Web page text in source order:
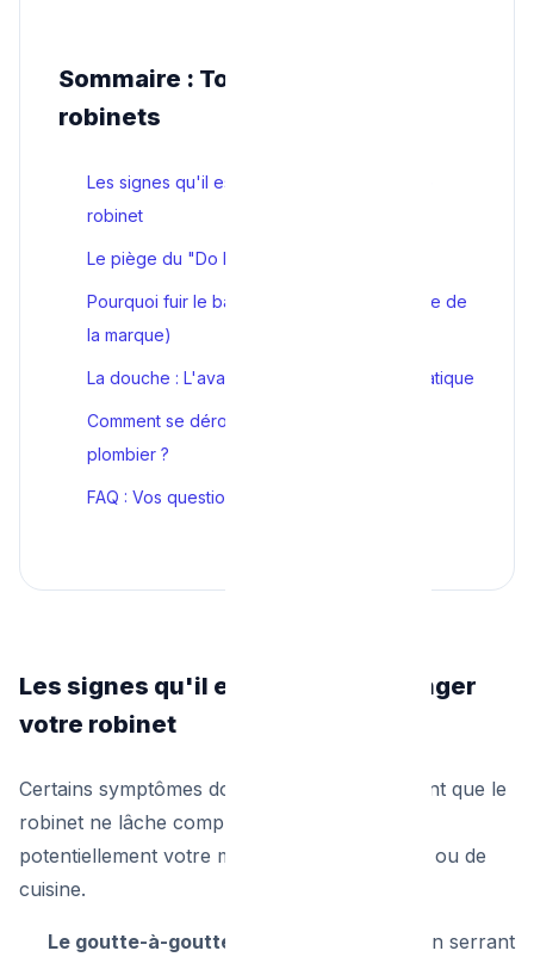
Sommaire : Tout savoir sur les
robinets
Les signes qu'il est temps de changer votre
robinet
Le piège du "Do It Yourself" sous l'évier
Pourquoi fuir le bas de gamme (L'importance de
la marque)
La douche : L'avantage absolu du thermostatique
Comment se déroule l'intervention de notre
plombier ?
FAQ : Vos questions sur la robinetterie
Les signes qu'il est temps de changer
votre robinet
Certains symptômes doivent vous alerter avant que le
robinet ne lâche complètement, inondant
potentiellement votre meuble de salle de bain ou de
cuisine.
Le goutte-à-goutte permanent :
Même en serrant